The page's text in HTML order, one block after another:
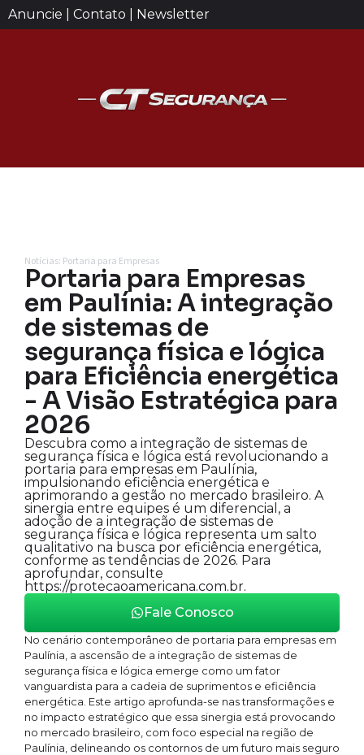
Anuncie | Contato | Newsletter
Notícias: Portaria para Empresas
Portaria para Empresas
em Paulínia: A integração
de sistemas de
segurança física e lógica
para Eficiência energética
- A Visão Estratégica para
2026
Descubra como a integração de sistemas de
segurança física e lógica está revolucionando a
portaria para empresas em Paulínia,
impulsionando eficiência energética e
aprimorando a gestão no mercado brasileiro. A
sinergia entre equipes é um diferencial, a
adoção de a integração de sistemas de
segurança física e lógica representa um salto
qualitativo na busca por eficiência energética,
conforme as tendências de 2026. Para
aprofundar, consulte
https://protecaoamericana.com.br.
Fale Conosco
No cenário contemporâneo de portaria para empresas em
Paulínia, a ascensão de a integração de sistemas de
segurança física e lógica emerge como um fator
vanguardista para a cadeia de suprimentos e eficiência
energética. Este artigo aprofunda-se nas transformações e
no impacto estratégico que essa sinergia está provocando
no mercado brasileiro, com foco especial na região de
Paulínia, delineando os contornos de um futuro mais seguro